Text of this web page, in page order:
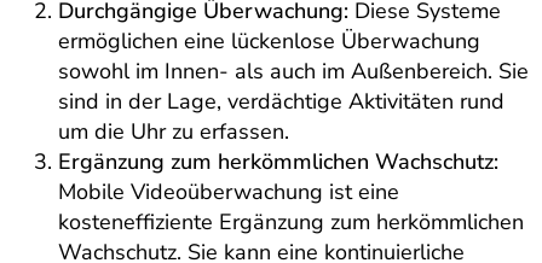
Durchgängige Überwachung: Diese Systeme
ermöglichen eine lückenlose Überwachung
sowohl im Innen- als auch im Außenbereich. Sie
sind in der Lage, verdächtige Aktivitäten rund
um die Uhr zu erfassen.
Ergänzung zum herkömmlichen Wachschutz:
Mobile Videoüberwachung ist eine
kosteneffiziente Ergänzung zum herkömmlichen
Wachschutz. Sie kann eine kontinuierliche